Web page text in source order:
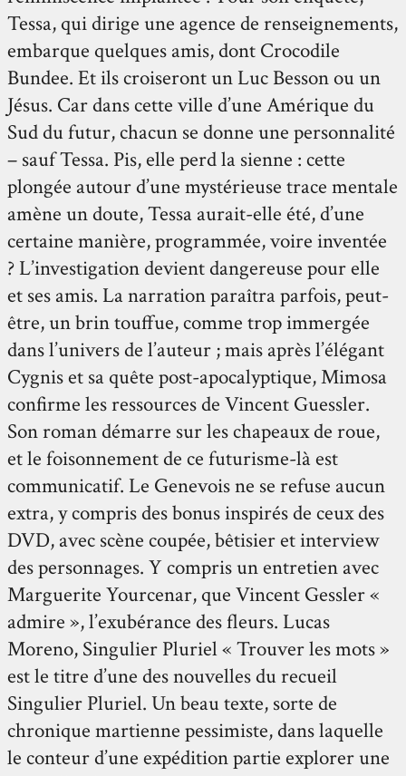
Tessa, qui dirige une agence de renseignements,
embarque quelques amis, dont Crocodile
Bundee. Et ils croiseront un Luc Besson ou un
Jésus. Car dans cette ville d’une Amérique du
Sud du futur, chacun se donne une personnalité
– sauf Tessa. Pis, elle perd la sienne : cette
plongée autour d’une mystérieuse trace mentale
amène un doute, Tessa aurait-elle été, d’une
certaine manière, programmée, voire inventée
? L’investigation devient dangereuse pour elle
et ses amis. La narration paraîtra parfois, peut-
être, un brin touffue, comme trop immergée
dans l’univers de l’auteur ; mais après l’élégant
Cygnis et sa quête post-apocalyptique, Mimosa
confirme les ressources de Vincent Guessler.
Son roman démarre sur les chapeaux de roue,
et le foisonnement de ce futurisme-là est
communicatif. Le Genevois ne se refuse aucun
extra, y compris des bonus inspirés de ceux des
DVD, avec scène coupée, bêtisier et interview
des personnages. Y compris un entretien avec
Marguerite Yourcenar, que Vincent Gessler «
admire », l’exubérance des fleurs. Lucas
Moreno, Singulier Pluriel « Trouver les mots »
est le titre d’une des nouvelles du recueil
Singulier Pluriel. Un beau texte, sorte de
chronique martienne pessimiste, dans laquelle
le conteur d’une expédition partie explorer une